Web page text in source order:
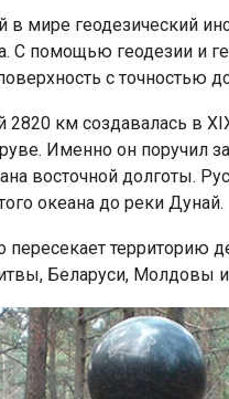
мире геодезический
С помощью геодезии и
с точностью
2820 км создавалась в
Именно он поручил
восточной долготы.
океана до реки Дунай.
пересекает территорию
Беларуси, Молдовы